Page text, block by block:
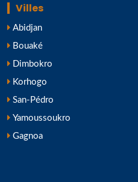
Villes
Abidjan
Bouaké
Dimbokro
Korhogo
San-Pédro
Yamoussoukro
Gagnoa